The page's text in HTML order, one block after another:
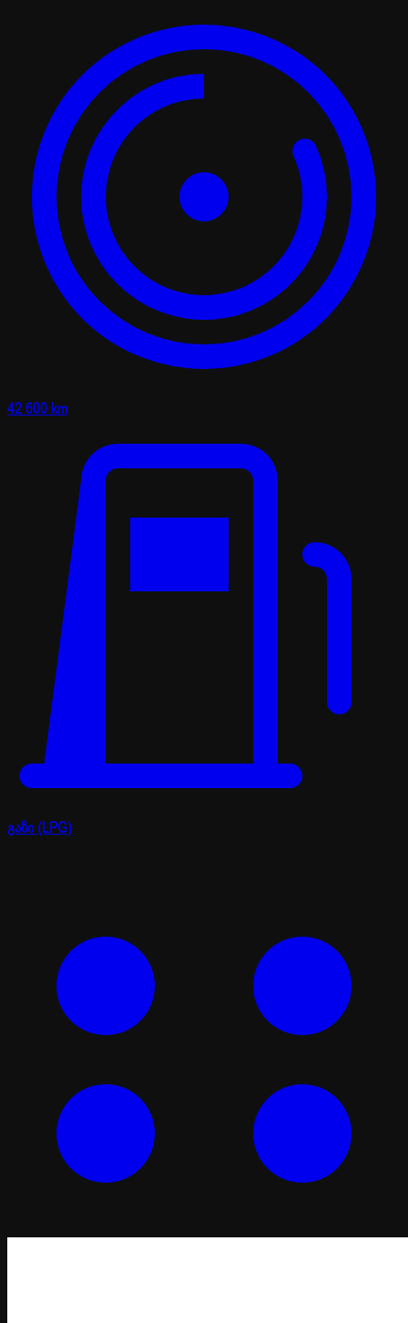
42 600 km
გაზი (LPG)